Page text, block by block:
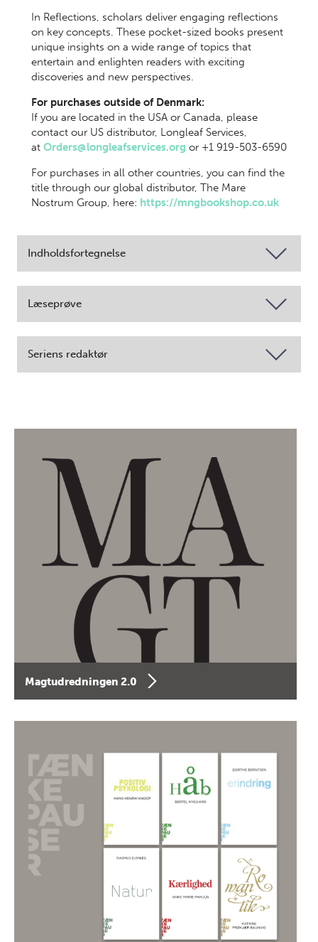
In Reflections, scholars deliver engaging reflections
on key concepts. These pocket-sized books present
unique insights on a wide range of topics that
entertain and enlighten readers with exciting
discoveries and new perspectives.
For purchases outside of Denmark:
If you are located in the USA or Canada, please
contact our US distributor, Longleaf Services,
at Orders@longleafservices.org or +1 919-503-6590
For purchases in all other countries, you can find the
title through our global distributor, The Mare
Nostrum Group, here: https://mngbookshop.co.uk
Indholdsfortegnelse
Læseprøve
Seriens redaktør
Magtudredningen 2.0